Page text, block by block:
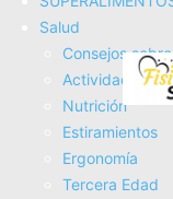
Salud
Consejos
Actividad
Nutrición
Estiramientos
Ergonomí­a
Tercera Edad
Tratamientos
Masajes
Salud
Consejos sobre
Actividad Fí­sica